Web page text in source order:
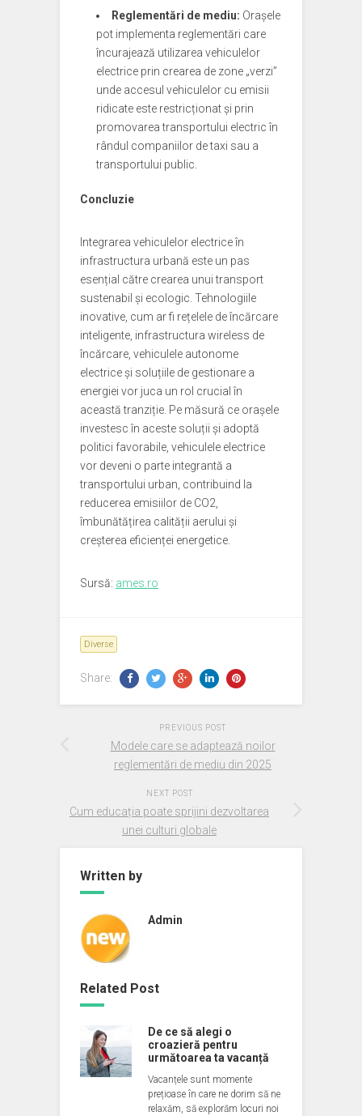
Reglementări de mediu: Orașele
pot implementa reglementări care
încurajează utilizarea vehiculelor
electrice prin crearea de zone „verzi”
unde accesul vehiculelor cu emisii
ridicate este restricționat și prin
promovarea transportului electric în
rândul companiilor de taxi sau a
transportului public.
Concluzie
Integrarea vehiculelor electrice în
infrastructura urbană este un pas
esențial către crearea unui transport
sustenabil și ecologic. Tehnologiile
inovative, cum ar fi rețelele de încărcare
inteligente, infrastructura wireless de
încărcare, vehiculele autonome
electrice și soluțiile de gestionare a
energiei vor juca un rol crucial în
această tranziție. Pe măsură ce orașele
investesc în aceste soluții și adoptă
politici favorabile, vehiculele electrice
vor deveni o parte integrantă a
transportului urban, contribuind la
reducerea emisiilor de CO2,
îmbunătățirea calității aerului și
creșterea eficienței energetice.
Sursă: ames.ro
Diverse
Share:
PREVIOUS POST
Modele care se adaptează noilor
reglementări de mediu din 2025
NEXT POST
Cum educația poate sprijini dezvoltarea
unei culturi globale
Written by
Admin
Related Post
De ce să alegi o
croazieră pentru
următoarea ta vacanță
Vacanțele sunt momente
prețioase în care ne dorim să ne
relaxăm, să explorăm locuri noi